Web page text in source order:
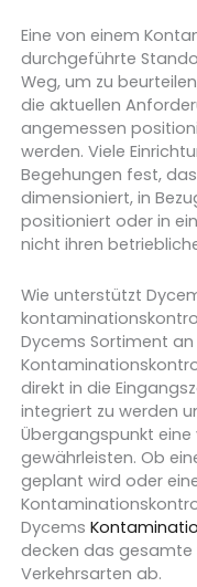
Eine von einem
durchgeführte
Weg, um zu
die aktuellen
angemessen
werden. Viele
Begehungen fest,
dimensioniert, in
positioniert oder in
nicht ihren
Wie unterstützt
Dycems Sortiment
direkt in die
integriert zu werden
Übergangspunkt
gewährleisten. Ob
geplant wird oder
Dycems
decken das gesamte
Verkehrsarten ab.